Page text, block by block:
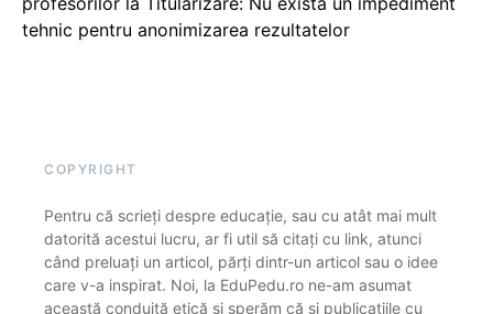
tehnic pentru anonimizarea rezultatelor
COPYRIGHT
Pentru că scrieți despre educație, sau cu atât mai mult
datorită acestui lucru, ar fi util să citați cu link, atunci
când preluați un articol, părți dintr-un articol sau o idee
care v-a inspirat. Noi, la EduPedu.ro ne-am asumat
această conduită etică și sperăm că și publicațiile cu